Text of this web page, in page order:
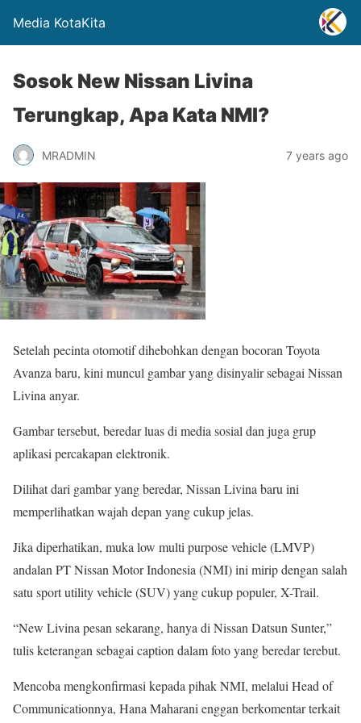
Media KotaKita
Sosok New Nissan Livina
Terungkap, Apa Kata NMI?
MRADMIN 7 years ago
Setelah pecinta otomotif dihebohkan dengan bocoran Toyota
Avanza baru, kini muncul gambar yang disinyalir sebagai Nissan
Livina anyar.
Gambar tersebut, beredar luas di media sosial dan juga grup
aplikasi percakapan elektronik.
Dilihat dari gambar yang beredar, Nissan Livina baru ini
memperlihatkan wajah depan yang cukup jelas.
Jika diperhatikan, muka low multi purpose vehicle (LMVP)
andalan PT Nissan Motor Indonesia (NMI) ini mirip dengan salah
satu sport utility vehicle (SUV) yang cukup populer, X-Trail.
“New Livina pesan sekarang, hanya di Nissan Datsun Sunter,”
tulis keterangan sebagai caption dalam foto yang beredar terebut.
Mencoba mengkonfirmasi kepada pihak NMI, melalui Head of
Communicationnya, Hana Maharani enggan berkomentar terkait